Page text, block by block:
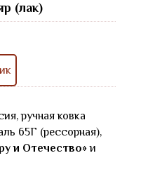
(лак)
ручная ковка
65Г (рессорная),
и Отечество»и